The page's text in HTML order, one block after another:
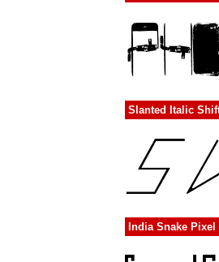
Slanted Italic
India Snake